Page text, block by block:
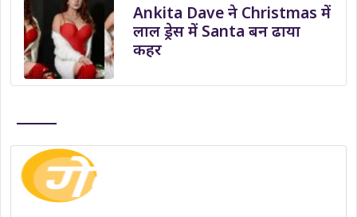
Ankita Dave ने Christmas में
लाल ड्रेस में Santa बन ढाया
कहर